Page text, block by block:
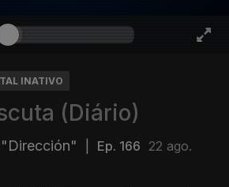
INATIVO
(Diário)
Ep. 166 22 ago.